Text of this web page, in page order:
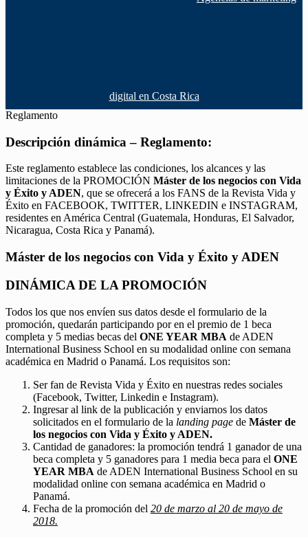
digital en Costa Rica
Reglamento
Descripción dinámica – Reglamento:
Este reglamento establece las condiciones, los alcances y las
limitaciones de la PROMOCIÓN Máster de los negocios con Vida
y Éxito y ADEN, que se ofrecerá a los FANS de la Revista Vida y
Éxito en FACEBOOK, TWITTER, LINKEDIN e INSTAGRAM,
residentes en América Central (Guatemala, Honduras, El Salvador,
Nicaragua, Costa Rica y Panamá).
Máster de los negocios con Vida y Éxito y ADEN
DINÁMICA DE LA PROMOCIÓN
Todos los que nos envíen sus datos desde el formulario de la
promoción, quedarán participando por en el premio de 1 beca
completa y 5 medias becas del ONE YEAR MBA de ADEN
International Business School en su modalidad online con semana
académica en Madrid o Panamá. Los requisitos son:
Ser fan de Revista Vida y Éxito en nuestras redes sociales
(Facebook, Twitter, Linkedin e Instagram).
Ingresar al link de la publicación y enviarnos los datos
solicitados en el formulario de la landing page de Máster de
los negocios con Vida y Éxito y ADEN.
Cantidad de ganadores: la promoción tendrá 1 ganador de una
beca completa y 5 ganadores para 1 media beca para el ONE
YEAR MBA de ADEN International Business School en su
modalidad online con semana académica en Madrid o
Panamá.
Fecha de la promoción del 20 de marzo al 20 de mayo de
2018.